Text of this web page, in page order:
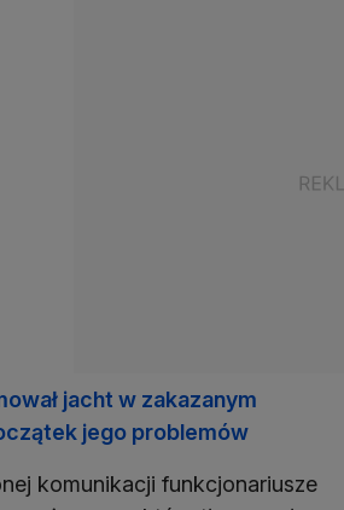
jacht w zakazanym
jego problemów
komunikacji funkcjonariusze